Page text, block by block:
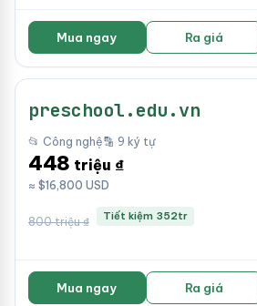
Mua ngay Ra giá
preschool.edu.vn
📂 Công nghệ🔡 9 ký tự
448 triệu ₫
≈ $16,800 USD
800 triệu ₫ Tiết kiệm 352tr
Mua ngay Ra giá